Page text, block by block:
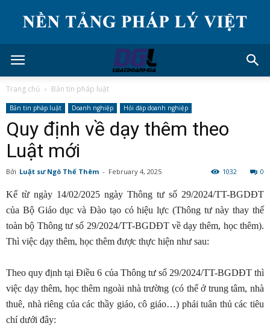
Trang chủ Bản tin pháp luật
Bản tin pháp luật Doanh nghiệp Hỏi đáp doanh nghiệp
Quy định về dạy thêm theo
Luật mới
Bởi Luật sư Ngô Thế Thêm - February 4, 2025 0
1032
Kể từ ngày 14/02/2025 ngày Thông tư số 29/2024/TT-BGDĐT
của Bộ Giáo dục và Đào tạo có hiệu lực (Thông tư này thay thế
toàn bộ Thông tư số 29/2024/TT-BGDĐT về dạy thêm, học thêm).
Thì việc dạy thêm, học thêm được thực hiện như sau:
Theo quy định tại Điều 6 của Thông tư số 29/2024/TT-BGDĐT thì
việc dạy thêm, học thêm ngoài nhà trường (có thể ở trung tâm, nhà
thuê, nhà riêng của các thầy giáo, cô giáo…) phải tuân thủ các tiêu
chí dưới đây: